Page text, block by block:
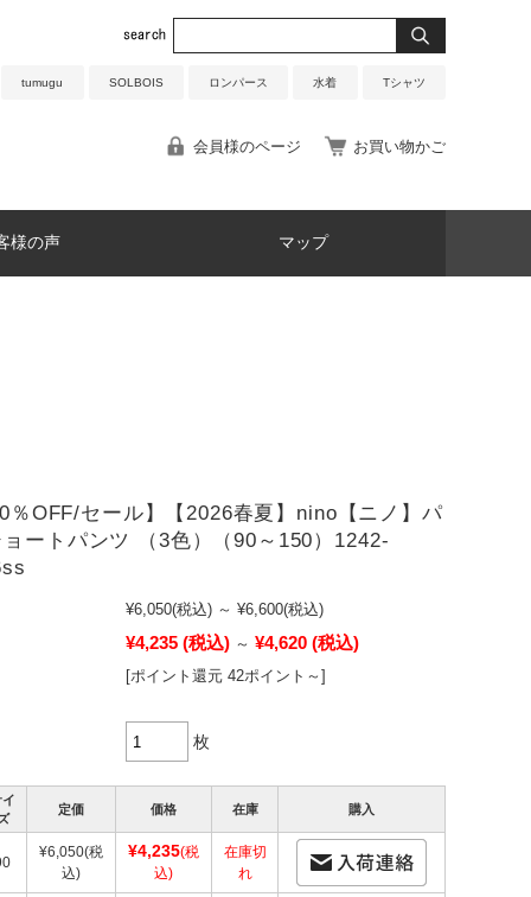
tumugu SOLBOIS ロンパース 水着 Tシャツ
会員様のページ お買い物かご
様の声 マップ
％OFF/セール】【2026春夏】nino【ニノ】パ
ートパンツ （3色）（90～150）1242-
¥6,050(税込) ～ ¥6,600(税込)
¥4,235 (税込) ～ ¥4,620 (税込)
[ポイント還元 42ポイント～]
枚
定価 価格 在庫 購入
¥6,050(税
込)
¥4,235(税
込)
在庫切
れ